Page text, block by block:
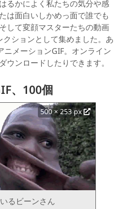
るかによく私たちの気分や感
は面白いしかめっ面で誰でも
して変顔マスターたちの動画
クションとして集めました。あ
メーションGIF。オンライン
ウンロードしたりできます。
、100個
500 × 253 px
るビーンさん